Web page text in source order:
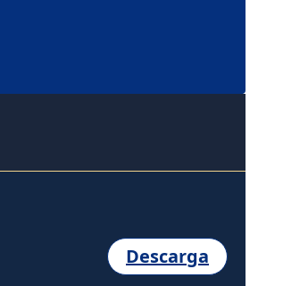
Descarga